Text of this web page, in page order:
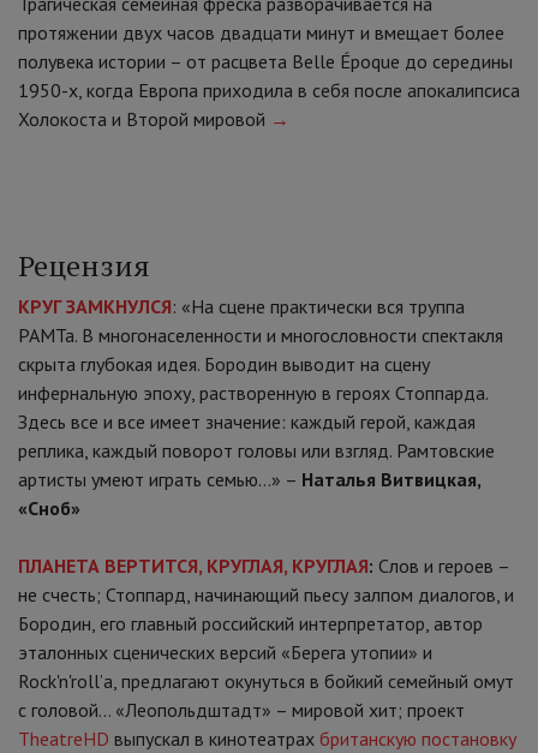
протяжении двух часов двадцати минут и вмещает более
полувека истории – от расцвета Belle Époque до середины
1950-х, когда Европа приходила в себя после апокалипсиса
Холокоста и Второй мировой →
Рецензия
КРУГ ЗАМКНУЛСЯ: «На сцене практически вся труппа
РАМТа. В многонаселенности и многословности спектакля
скрыта глубокая идея. Бородин выводит на сцену
инфернальную эпоху, растворенную в героях Стоппарда.
Здесь все и все имеет значение: каждый герой, каждая
реплика, каждый поворот головы или взгляд. Рамтовские
артисты умеют играть семью…» – Наталья Витвицкая,
«Сноб»
ПЛАНЕТА ВЕРТИТСЯ, КРУГЛАЯ, КРУГЛАЯ: Слов и героев –
не счесть; Стоппард, начинающий пьесу залпом диалогов, и
Бородин, его главный российский интерпретатор, автор
эталонных сценических версий «Берега утопии» и
Rock'n'roll’а, предлагают окунуться в бойкий семейный омут
с головой… «Леопольдштадт» – мировой хит; проект
TheatreHD выпускал в кинотеатрах британскую постановку